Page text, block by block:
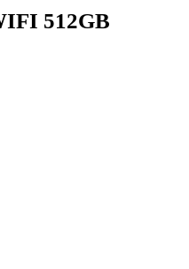
512GB